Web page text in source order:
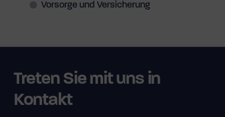
Vorsorge und Versicherung
Treten Sie mit uns in
Kontakt